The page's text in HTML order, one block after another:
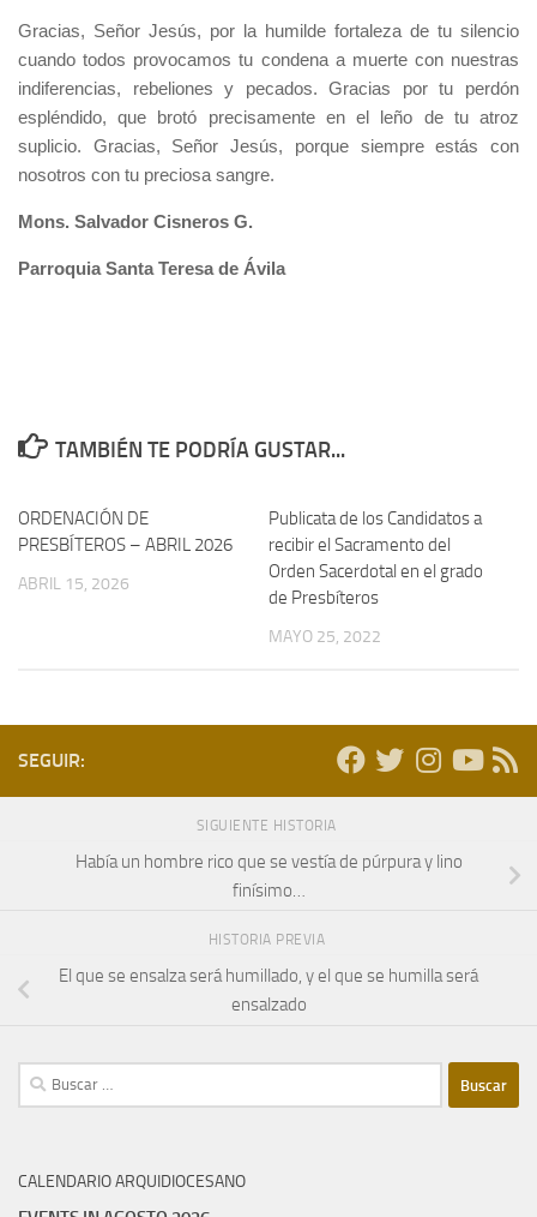
Gracias, Señor Jesús, por la humilde fortaleza de tu silencio
cuando todos provocamos tu condena a muerte con nuestras
indiferencias, rebeliones y pecados. Gracias por tu perdón
espléndido, que brotó precisamente en el leño de tu atroz
suplicio. Gracias, Señor Jesús, porque siempre estás con
nosotros con tu preciosa sangre.
Mons. Salvador Cisneros G.
Parroquia Santa Teresa de Ávila
TAMBIÉN TE PODRÍA GUSTAR...
ORDENACIÓN DE
PRESBÍTEROS – ABRIL 2026
ABRIL 15, 2026
Publicata de los Candidatos a
recibir el Sacramento del
Orden Sacerdotal en el grado
de Presbíteros
MAYO 25, 2022
SEGUIR:
SIGUIENTE HISTORIA
Había un hombre rico que se vestía de púrpura y lino
finísimo…
HISTORIA PREVIA
El que se ensalza será humillado, y el que se humilla será
ensalzado
Buscar:
CALENDARIO ARQUIDIOCESANO